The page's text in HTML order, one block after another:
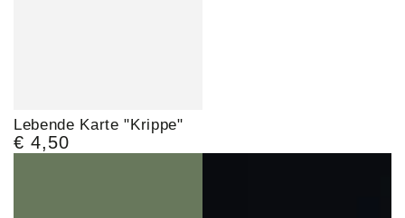
Lebende Karte "Krippe"
Regulärer
€ 4,50